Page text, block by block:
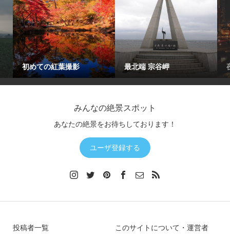
初めての紅葉撮影 最北端 宗谷岬
みんなの絶景スポット
あなたの絶景をお待ちしております！
ユーザ登録する
投稿者一覧 このサイトについて・運営者